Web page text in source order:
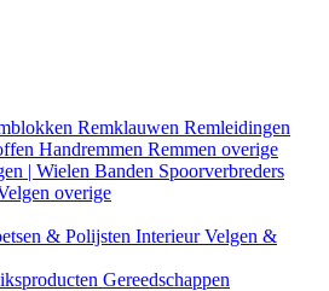
Remklauwen Remleidingen
Handremmen Remmen overige
| Wielen Banden Spoorverbreders
overige
& Polijsten InterieurVelgen &
Gereedschappen